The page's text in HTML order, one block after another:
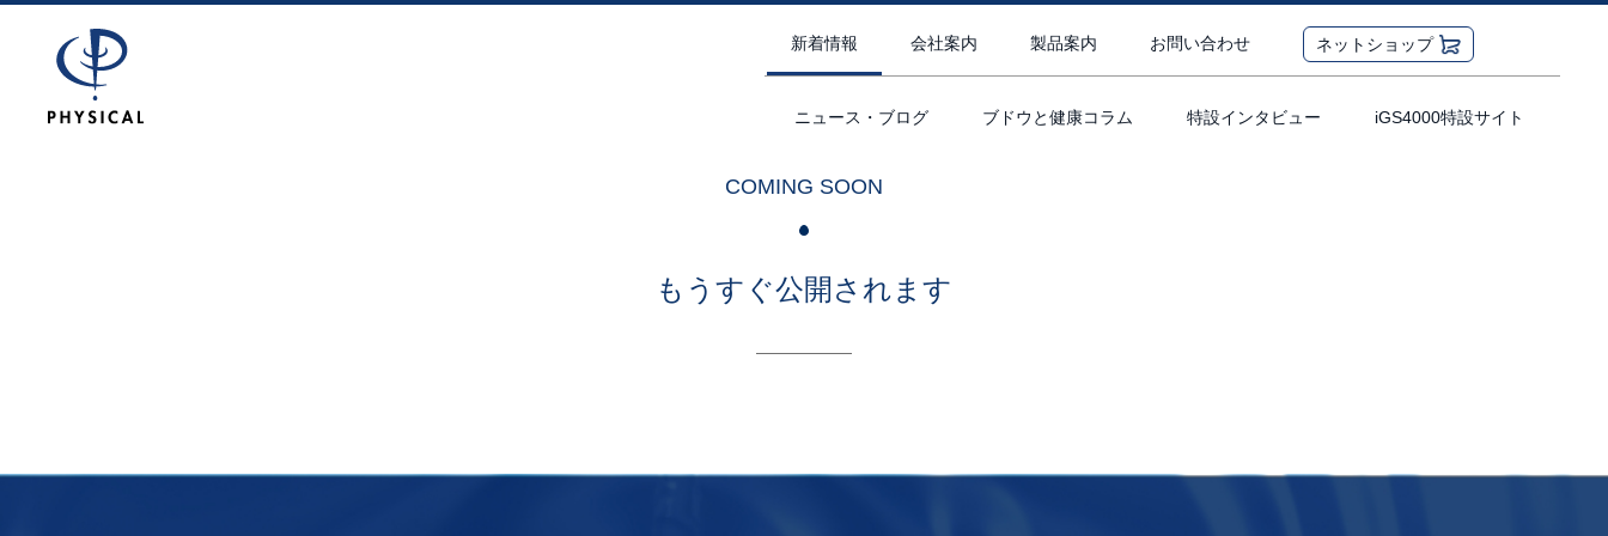
新着情報 会社案内 製品案内 お問い合わせ ネットショップ
ニュース・ブログ ブドウと健康コラム 特設インタビュー iGS4000特設サイト
COMING SOON
もうすぐ公開されます